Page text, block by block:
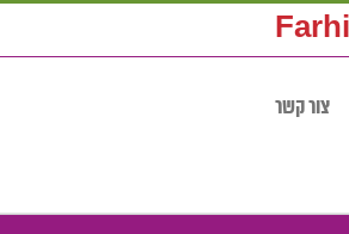
צור קשר